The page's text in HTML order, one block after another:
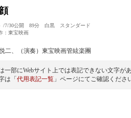
）/7/30公開 89分 白黒 スタンダード
：東宝映画
二、（演奏）東宝映画管絃楽團
一部にWebサイト上では表記できない文字が
は「 代用表記一覧」ページにてご確認くださ